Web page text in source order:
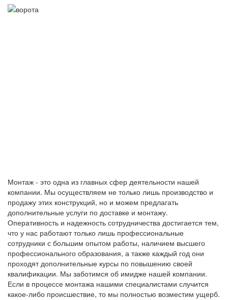
Монтаж - это одна из главных сфер деятельности нашей
компании. Мы осуществляем не только лишь производство и
продажу этих конструкций, но и можем предлагать
дополнительные услуги по доставке и монтажу.
Оперативность и надежность сотрудничества достигается тем,
что у нас работают только лишь профессиональные
сотрудники с большим опытом работы, наличием высшего
профессионального образования, а также каждый год они
проходят дополнительные курсы по повышению своей
квалификации. Мы заботимся об имидже нашей компании.
Если в процессе монтажа нашими специалистами случится
какое-либо происшествие, то мы полностью возместим ущерб.